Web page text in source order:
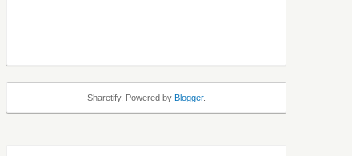
Sharetify. Powered by Blogger.